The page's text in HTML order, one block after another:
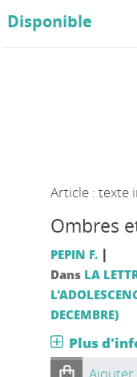
Disponible
Article : texte
Ombres
PEPIN F. |
Dans LA
DECEMBRE)
Plus